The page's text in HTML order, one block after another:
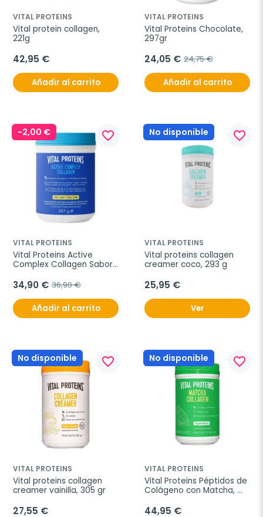
VITAL PROTEINS
Vital protein collagen,
221g
42,95 €
Añadir al carrito
VITAL PROTEINS
Vital Proteins Chocolate,
297gr
24,05 € 24,75 €
Añadir al carrito
-2,00 € favorite_border
VITAL PROTEINS
Vital Proteins Active
Complex Collagen Sabor
34,90 € 36,90 €
Añadir al carrito
No disponible favorite_border
VITAL PROTEINS
Vital proteins collagen
creamer coco, 293 g
25,95 €
Ver
No disponible favorite_border
VITAL PROTEINS
Vital proteins collagen
creamer vainilla, 305 gr
27,55 €
No disponible favorite_border
VITAL PROTEINS
Vital Proteins Péptidos de
Colágeno con Matcha,
44,95 €